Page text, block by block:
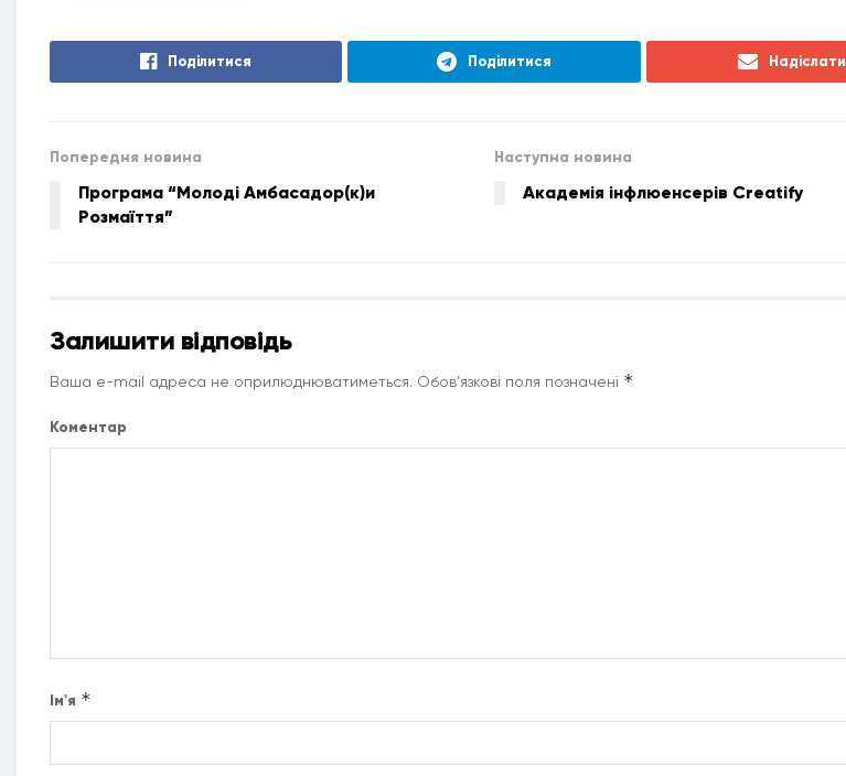
Поділитися Поділитися Надіслати
Попередня новина
Програма “Молоді Амбасадор(к)и
Розмаїття”
Наступна новина
Академія інфлюенсерів Creatify
Залишити відповідь
Ваша e-mail адреса не оприлюднюватиметься. Обов’язкові поля позначені *
Коментар
Ім'я *